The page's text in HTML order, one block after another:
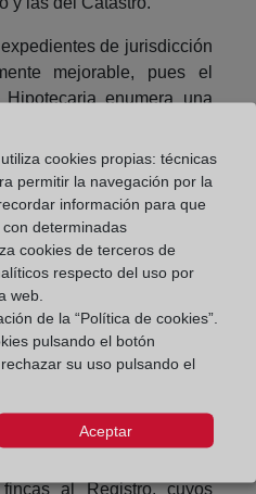
de jurisdicción
mejorable, pues el
enumera una
y jurídica extrarregistral,
a concordar, que son la
con la extrarregistral,
la finca. En segundo
identificación de la finca,
la intervención de los
donde sí lo es. Al
todo caso, se dificulta el
georreferenciada al
de nuevas fincas,
profesión, la del
inmatriculación por título
al Registro, cuyos
cookies propias: técnicas
permitir la navegación por la
información para que
determinadas
cookies de terceros de
respecto del uso por
web.
de la “Política de cookies”.
pulsando el botón
su uso pulsando el
Aceptar